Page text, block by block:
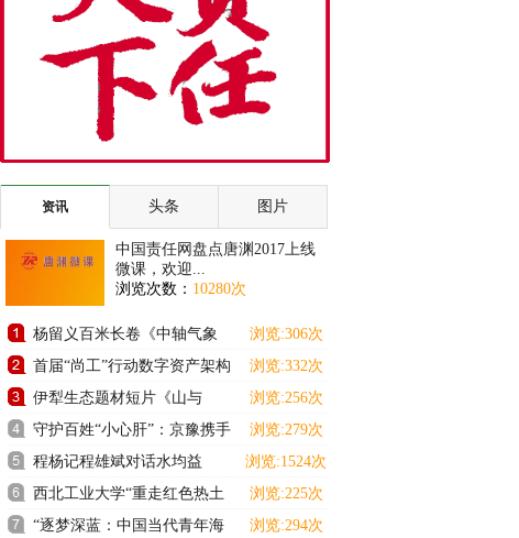
资讯 头条 图片
中国责任网盘点唐渊2017上线
微课，欢迎...
浏览次数： 10280次
杨留义百米长卷《中轴气象
耀京华》暨京城胜景展
浏览:306次
首届“尚工”行动数字资产架构
师（高级）能力提
浏览:332次
伊犁生态题材短片《山与
灵》斩获马德里国际独立
浏览:256次
守护百姓“小心肝”：京豫携手
十三载 名医下沉惠
浏览:279次
程杨记程雄斌对话水均益
———解码食养中小企
浏览:1524次
西北工业大学“重走红色热土
感悟选调担当”实践
浏览:225次
“逐梦深蓝：中国当代青年海
浏览:294次